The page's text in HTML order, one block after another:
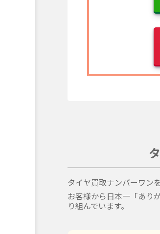
タイヤ買取ナンバーワン
お客様から日本一「あり
り組んでいます。